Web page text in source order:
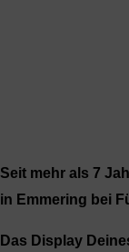
Seit mehr als 7
in Emmering bei
Das Display